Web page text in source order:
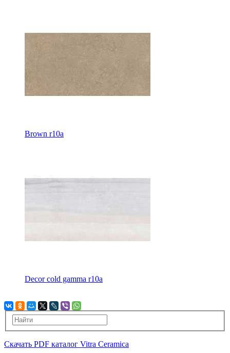
Brown r10a
Decor cold gamma r10a
Скачать PDF каталог Vitra Ceramica